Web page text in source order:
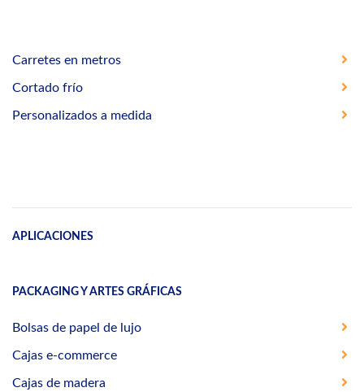
Carretes en metros
Cortado frío
Personalizados a medida
APLICACIONES
PACKAGING Y ARTES GRÁFICAS
Bolsas de papel de lujo
Cajas e-commerce
Cajas de madera